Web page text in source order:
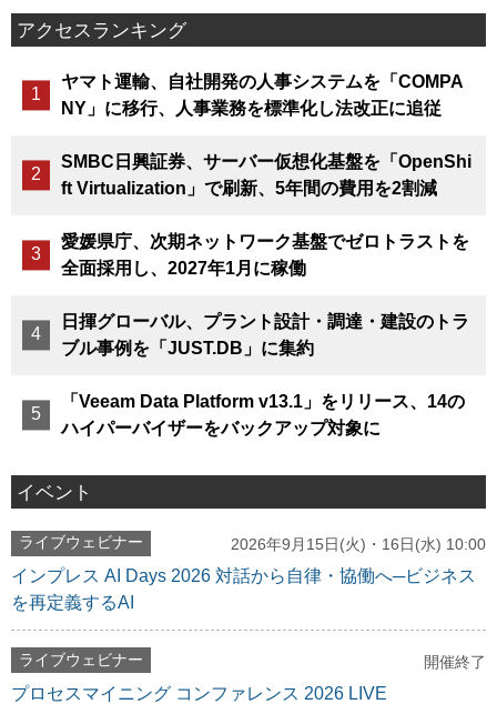
アクセスランキング
ヤマト運輸、自社開発の人事システムを「COMPA
NY」に移行、人事業務を標準化し法改正に追従
SMBC日興証券、サーバー仮想化基盤を「OpenShi
ft Virtualization」で刷新、5年間の費用を2割減
愛媛県庁、次期ネットワーク基盤でゼロトラストを
全面採用し、2027年1月に稼働
日揮グローバル、プラント設計・調達・建設のトラ
ブル事例を「JUST.DB」に集約
「Veeam Data Platform v13.1」をリリース、14の
ハイパーバイザーをバックアップ対象に
イベント
ライブウェビナー 2026年9月15日(火)・16日(水) 10:00
インプレス AI Days 2026 対話から自律・協働へ─ビジネス
を再定義するAI
ライブウェビナー 開催終了
プロセスマイニング コンファレンス 2026 LIVE